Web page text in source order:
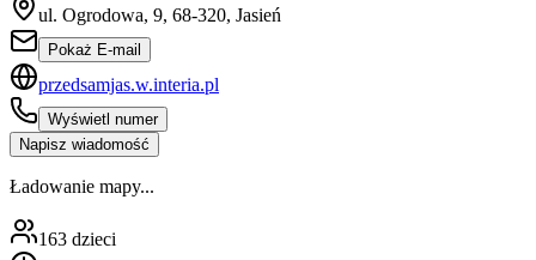
ul. Ogrodowa, 9, 68-320, Jasień
Pokaż E-mail
przedsamjas.w.interia.pl
Wyświetl numer
Napisz wiadomość
Ładowanie mapy...
163 dzieci